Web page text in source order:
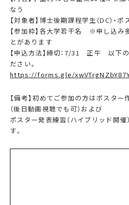
なう
【対象者】博士後期課程学生（DC）・ポ
【参加枠】各大学若干名 ※申し込み
とがあります
【申込方法】締切：7/31 正午 以下
ださい。
https://forms.gle/
【備考】初めてご参加の方はポスタ
（後日動画視聴でも可）および
ポスター発表練習（ハイブリッド開
す。